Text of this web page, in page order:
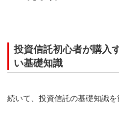
投資信託初心者が購入
い基礎知識
続いて、投資信託の基礎知識を